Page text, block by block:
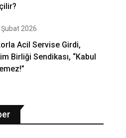
Şubat 2026
Acil Servise Girdi,
Birliği Sendikası, “Kabul